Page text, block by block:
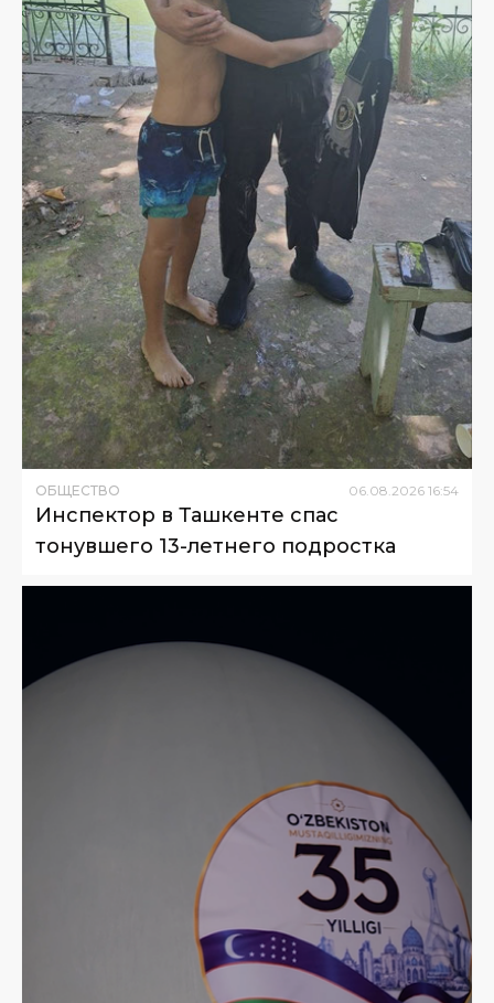
ОБЩЕСТВО 06.08.2026 16:54
Инспектор в Ташкенте спас
тонувшего 13-летнего подростка